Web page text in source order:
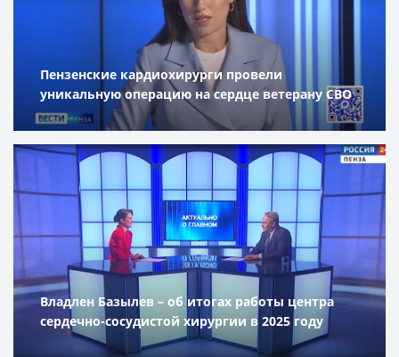
Пензенские кардиохирурги провели
уникальную операцию на сердце ветерану СВО
Владлен Базылев – об итогах работы центра
сердечно-сосудистой хирургии в 2025 году